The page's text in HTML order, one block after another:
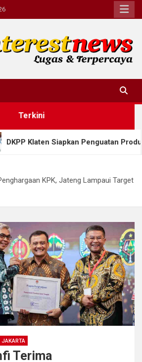
Terkini
Penguatan Produksi Tembakau,
KPK, Jateng Lampaui Target
JAKARTA
Terima